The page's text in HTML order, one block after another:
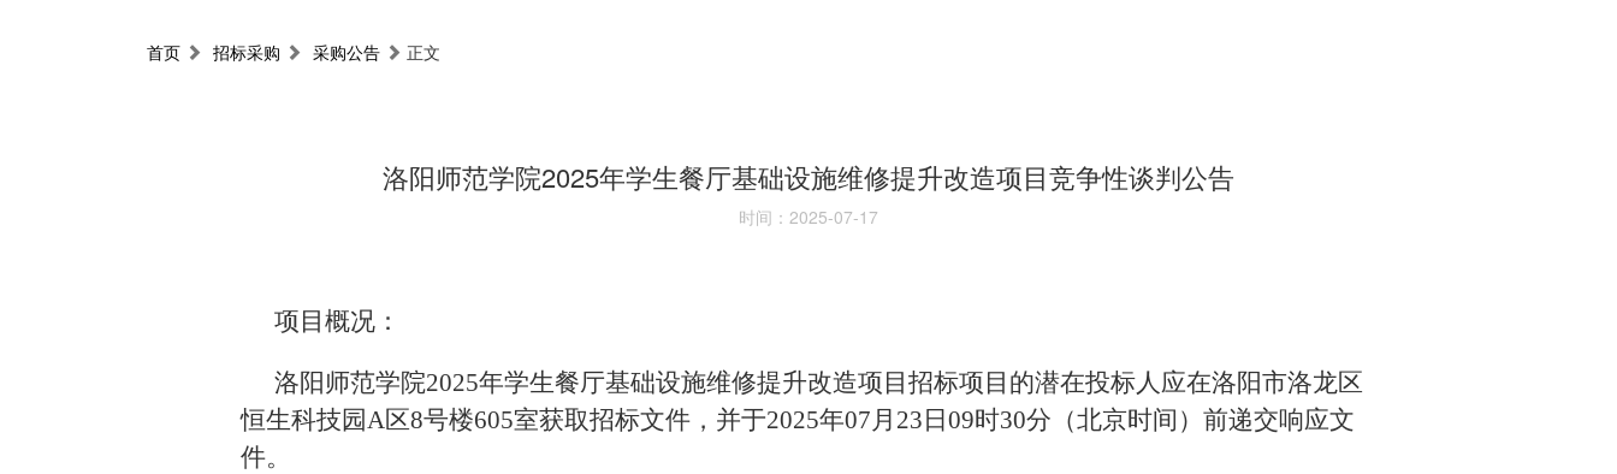
首页 招标采购 采购公告 正文
洛阳师范学院2025年学生餐厅基础设施维修提升改造项目竞争性谈判公告
时间：2025-07-17
项目概况：
洛阳师范学院2025年学生餐厅基础设施维修提升改造项目招标项目的潜在投标人应在洛阳市洛龙区
恒生科技园A区8号楼605室获取招标文件，并于2025年07月23日09时30分（北京时间）前递交响应文
件。